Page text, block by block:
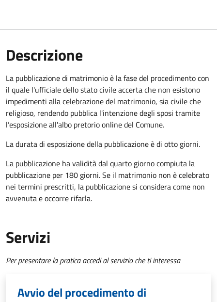
Descrizione
La pubblicazione di matrimonio è la fase del procedimento con
il quale l'ufficiale dello stato civile accerta che non esistono
impedimenti alla celebrazione del matrimonio, sia civile che
religioso, rendendo pubblica l'intenzione degli sposi tramite
l’esposizione all'albo pretorio online del Comune.
La durata di esposizione della pubblicazione è di otto giorni.
La pubblicazione ha validità dal quarto giorno compiuta la
pubblicazione per 180 giorni. Se il matrimonio non è celebrato
nei termini prescritti, la pubblicazione si considera come non
avvenuta e occorre rifarla.
Servizi
Per presentare la pratica accedi al servizio che ti interessa
Avvio del procedimento di